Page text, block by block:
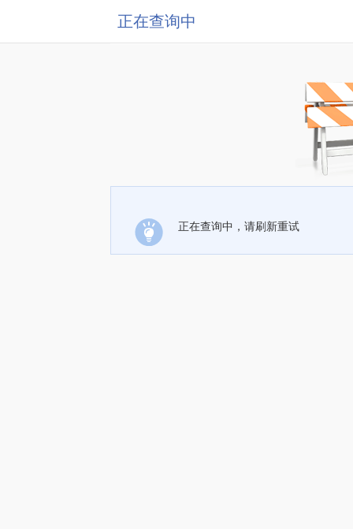
正在查询中
正在查询中，请刷新重试